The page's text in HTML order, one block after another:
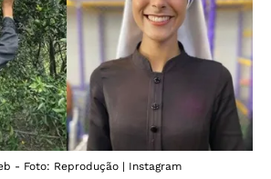
- Foto: Reprodução | Instagram